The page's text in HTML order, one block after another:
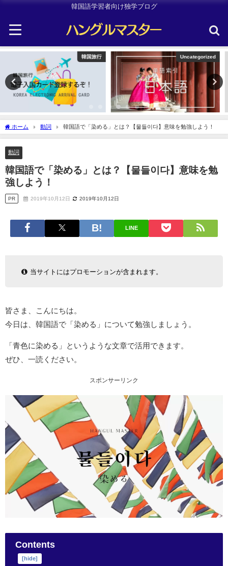
韓国語学習者向け独学ブログ
Uncategorized 韓国旅行
ホーム 動詞 韓国語で「染める」とは？【물들이다】意味を勉強しよう！
動詞
韓国語で「染める」とは？【물들이다】意味を勉
強しよう！
PR 2019年10月12日 2019年10月12日
LINE
当サイトにはプロモーションが含まれます。
皆さま、こんにちは。
今日は、韓国語で「染める」について勉強しましょう。
「青色に染める」というような文章で活用できます。
ぜひ、一読ください。
スポンサーリンク
Contents
[hide]